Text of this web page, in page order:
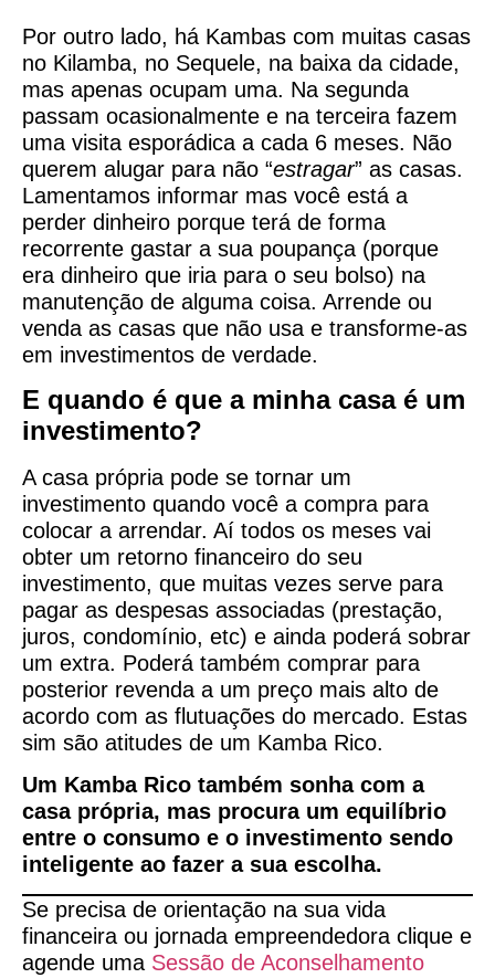
Por outro lado, há Kambas com muitas casas
no Kilamba, no Sequele, na baixa da cidade,
mas apenas ocupam uma. Na segunda
passam ocasionalmente e na terceira fazem
uma visita esporádica a cada 6 meses. Não
querem alugar para não “estragar” as casas.
Lamentamos informar mas você está a
perder dinheiro porque terá de forma
recorrente gastar a sua poupança (porque
era dinheiro que iria para o seu bolso) na
manutenção de alguma coisa. Arrende ou
venda as casas que não usa e transforme-as
em investimentos de verdade.
E quando é que a minha casa é um
investimento?
A casa própria pode se tornar um
investimento quando você a compra para
colocar a arrendar. Aí todos os meses vai
obter um retorno financeiro do seu
investimento, que muitas vezes serve para
pagar as despesas associadas (prestação,
juros, condomínio, etc) e ainda poderá sobrar
um extra. Poderá também comprar para
posterior revenda a um preço mais alto de
acordo com as flutuações do mercado. Estas
sim são atitudes de um Kamba Rico.
Um Kamba Rico também sonha com a
casa própria, mas procura um equilíbrio
entre o consumo e o investimento sendo
inteligente ao fazer a sua escolha.
Se precisa de orientação na sua vida
financeira ou jornada empreendedora clique e
agende uma Sessão de Aconselhamento